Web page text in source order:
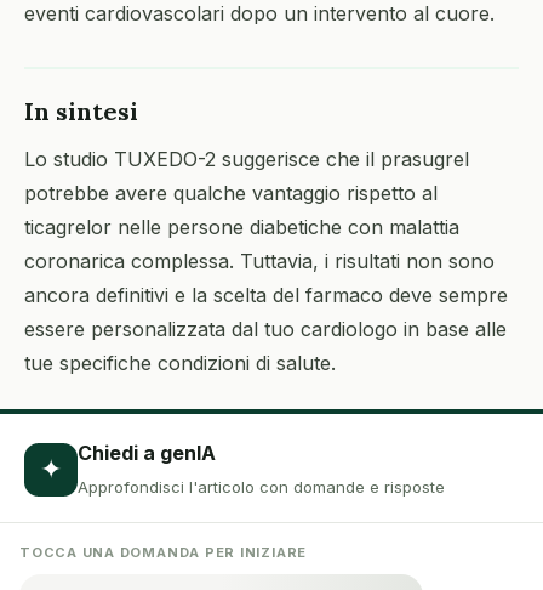
eventi cardiovascolari dopo un intervento al cuore.
In sintesi
Lo studio TUXEDO-2 suggerisce che il prasugrel
potrebbe avere qualche vantaggio rispetto al
ticagrelor nelle persone diabetiche con malattia
coronarica complessa. Tuttavia, i risultati non sono
ancora definitivi e la scelta del farmaco deve sempre
essere personalizzata dal tuo cardiologo in base alle
tue specifiche condizioni di salute.
✦ Chiedi a genIA
Approfondisci l'articolo con domande e risposte
TOCCA UNA DOMANDA PER INIZIARE